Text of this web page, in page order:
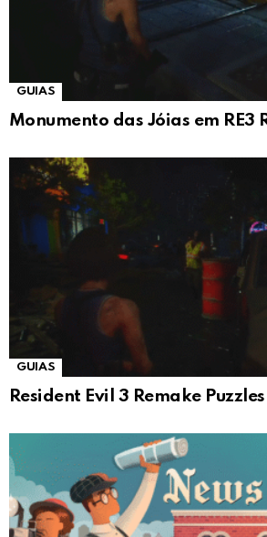
GUIAS
Monumento das Jóias em RE3
GUIAS
Resident Evil 3 Remake